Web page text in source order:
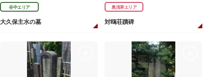
谷中エリア
大久保主水の墓
奥浅草エリア
対鴎荘蹟碑